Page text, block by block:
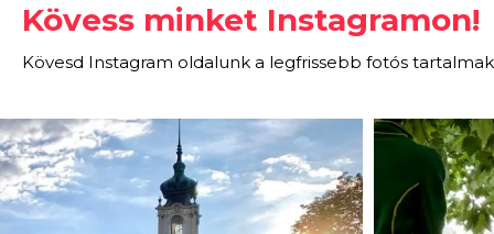
Kövess minket Instagramon!
Kövesd Instagram oldalunk a legfrissebb fotós